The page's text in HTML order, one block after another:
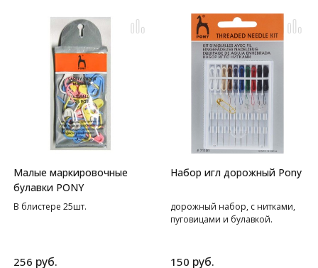
Малые маркировочные
булавки PONY
В блистере 25шт.
256 руб.
Набор игл дорожный Pony
дорожный набор, с нитками,
пуговицами и булавкой.
150 руб.